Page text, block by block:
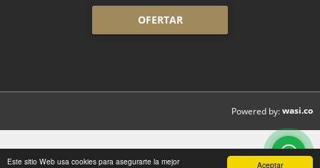
Aceptar
Este sitio Web usa cookies para asegurarte la mejor
OFERTAR
Powered by:wasi.co